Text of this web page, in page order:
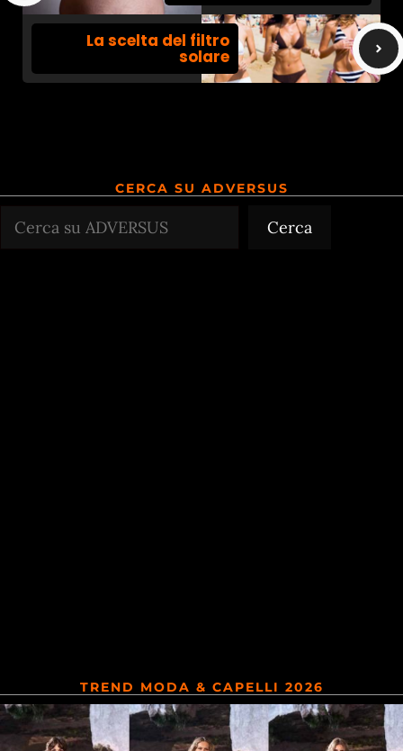
La scelta del filtro
solare
CERCA SU ADVERSUS
Cerca
TREND MODA & CAPELLI 2026